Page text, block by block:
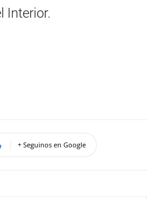
Interior.
+ Seguinos en Google